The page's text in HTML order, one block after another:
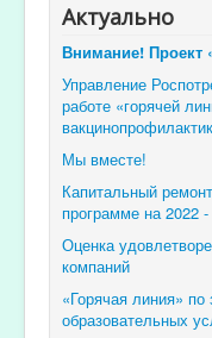
Актуально
Внимание! Проект
Управление
работе «горячей
Мы вместе!
Капитальный
программе на 2022 -
Оценка
компаний
«Горячая линия»
образовательных